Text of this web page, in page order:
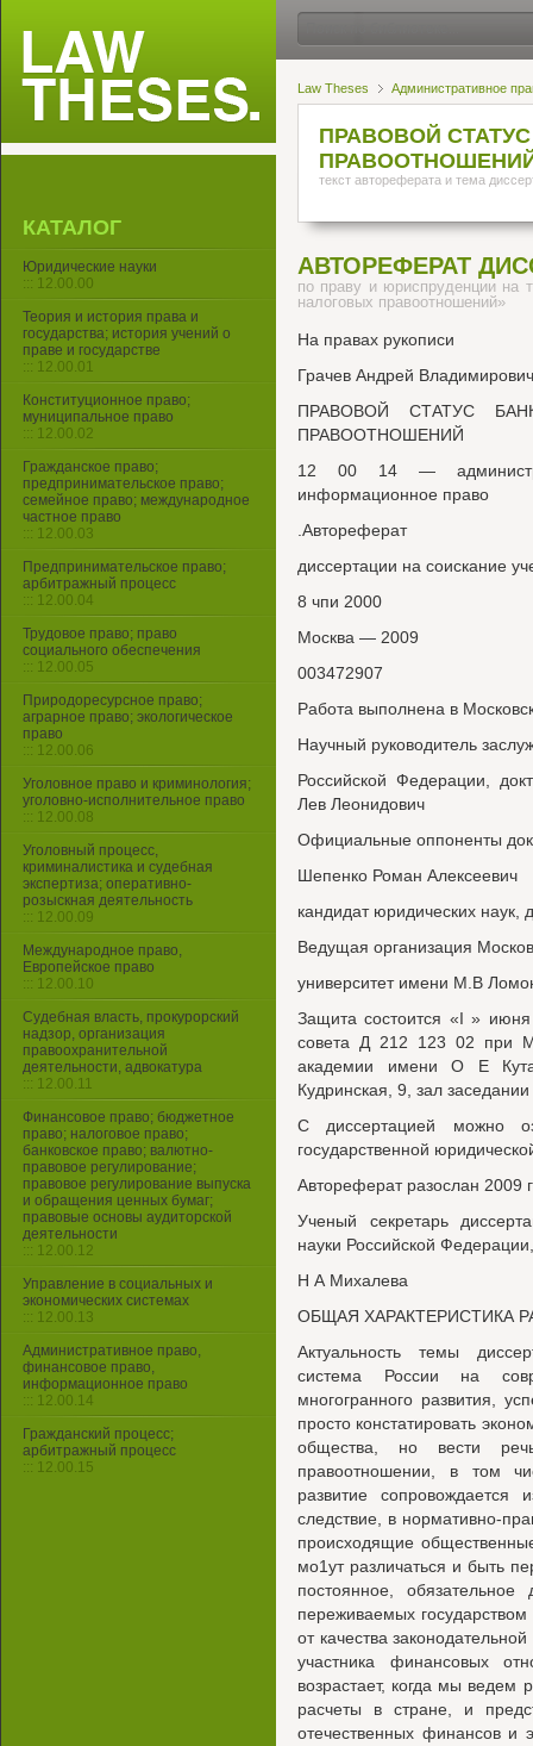
Law Theses Административное
ПРАВОВОЙ
текст автореферата и тема
АВТОРЕФЕРАТ
по праву и юриспруденции на
налоговых правоотношений»
На правах рукописи
Грачев Андрей Владимирович
ПРАВОВОЙ СТАТУС
ПРАВООТНОШЕНИЙ
12 00 14 —
информационное право
.Автореферат
диссертации на соискание
8 чпи 2000
Москва — 2009
003472907
Работа выполнена в
Научный руководитель
Российской Федерации,
Лев Леонидович
Официальные оппоненты
Шепенко Роман Алексеевич
кандидат юридических
Ведущая организация
университет имени М.В
Защита состоится «I »
совета Д 212 123 02 при
академии имени О Е
Кудринская, 9, зал
С диссертацией можно
государственной
Автореферат разослан 2009 г
Ученый секретарь
науки Российской
Н А Михалева
ОБЩАЯ ХАРАКТЕРИСТИКА
Актуальность темы
система России на
многогранного развития,
просто констатировать
общества, но вести
правоотношении, в том
развитие
следствие, в нормативно-
происходящие
мо1ут различаться и быть
постоянное,
переживаемых
от качества
участника финансовых
возрастает, когда мы
расчеты в стране, и
отечественных финансов и
КАТАЛОГ
Юридические науки
::: 12.00.00
Теория и история права и
государства; история учений о
праве и государстве
::: 12.00.01
Конституционное право;
муниципальное право
::: 12.00.02
Гражданское право;
предпринимательское право;
семейное право; международное
частное право
::: 12.00.03
Предпринимательское право;
арбитражный процесс
::: 12.00.04
Трудовое право; право
социального обеспечения
::: 12.00.05
Природоресурсное право;
аграрное право; экологическое
право
::: 12.00.06
Уголовное право и криминология;
уголовно-исполнительное право
::: 12.00.08
Уголовный процесс,
криминалистика и судебная
экспертиза; оперативно-
розыскная деятельность
::: 12.00.09
Международное право,
Европейское право
::: 12.00.10
Судебная власть, прокурорский
надзор, организация
правоохранительной
деятельности, адвокатура
::: 12.00.11
Финансовое право; бюджетное
право; налоговое право;
банковское право; валютно-
правовое регулирование;
правовое регулирование выпуска
и обращения ценных бумаг;
правовые основы аудиторской
деятельности
::: 12.00.12
Управление в социальных и
экономических системах
::: 12.00.13
Административное право,
финансовое право,
информационное право
::: 12.00.14
Гражданский процесс;
арбитражный процесс
::: 12.00.15